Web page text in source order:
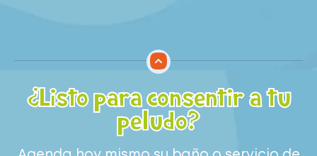
¿Listo para consentir a tu
peludo?